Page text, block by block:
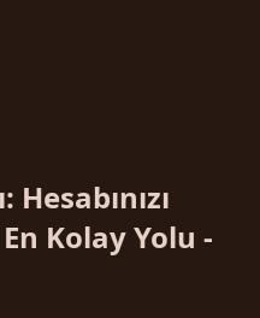
Kolay Yolu -